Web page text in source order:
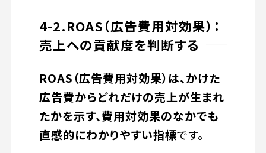
4-2.ROAS（広告費用対効果）：
売上への貢献度を判断する
ROAS（広告費用対効果）は、かけた
広告費からどれだけの売上が生まれ
たかを示す、費用対効果のなかでも
直感的にわかりやすい指標です。